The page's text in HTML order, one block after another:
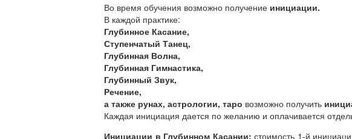
Во время обучения возможно получение инициации.
В каждой практике:
Глубинное Касание,
Ступенчатый Танец,
Глубинная Волна,
Глубинная Гимнастика,
Глубинный Звук,
Речение,
а также рунах, астрологии, таро возможно получить
Каждая инициация дается по желанию и оплачивается
Инициации в Глубинном Касании: стоимость 1-й